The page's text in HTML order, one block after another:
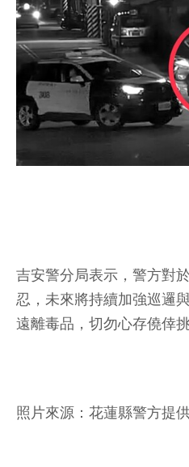
吉安警分局表示，警方對
忍，未來將持續加強巡邏
遠離毒品，切勿心存僥倖
照片來源：花蓮縣警方提